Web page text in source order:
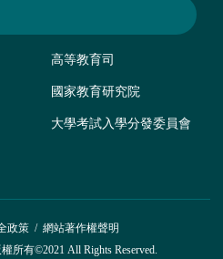
高等教育司
國家教育研究院
大學考試入學分發委員會
政策/ 網站著作權聲明
所有©2021 All Rights Reserved.